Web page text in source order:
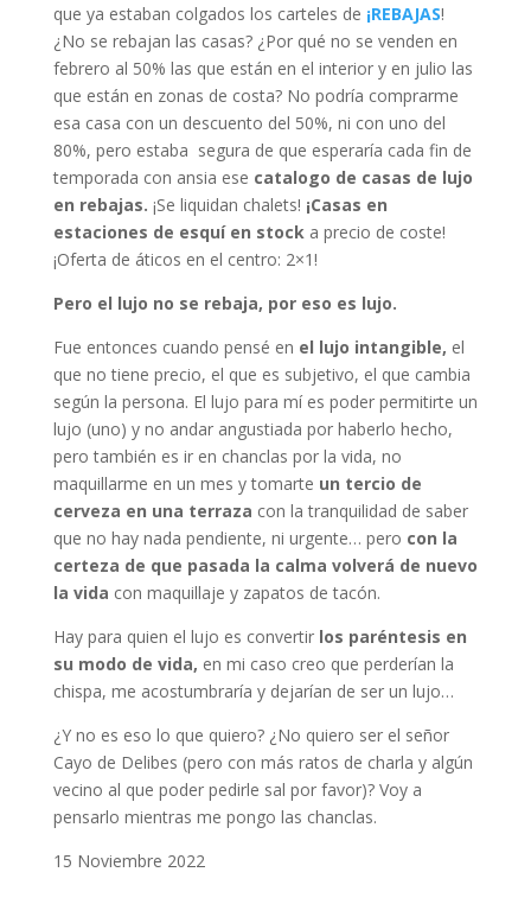
que ya estaban colgados los carteles de ¡REBAJAS!
¿No se rebajan las casas? ¿Por qué no se venden en
febrero al 50% las que están en el interior y en julio las
que están en zonas de costa? No podría comprarme
esa casa con un descuento del 50%, ni con uno del
80%, pero estaba segura de que esperaría cada fin de
temporada con ansia ese catalogo de casas de lujo
en rebajas. ¡Se liquidan chalets! ¡Casas en
estaciones de esquí en stocka precio de coste!
¡Oferta de áticos en el centro: 2×1!
Pero el lujo no se rebaja, por eso es lujo.
Fue entonces cuando pensé en el lujo intangible, el
que no tiene precio, el que es subjetivo, el que cambia
según la persona. El lujo para mí es poder permitirte un
lujo (uno) y no andar angustiada por haberlo hecho,
pero también es ir en chanclas por la vida, no
maquillarme en un mes y tomarte un tercio de
cerveza en una terraza con la tranquilidad de saber
que no hay nada pendiente, ni urgente… pero con la
certeza de que pasada la calma volverá de nuevo
la vida con maquillaje y zapatos de tacón.
Hay para quien el lujo es convertir los paréntesis en
su modo de vida, en mi caso creo que perderían la
chispa, me acostumbraría y dejarían de ser un lujo…
¿Y no es eso lo que quiero? ¿No quiero ser el señor
Cayo de Delibes (pero con más ratos de charla y algún
vecino al que poder pedirle sal por favor)? Voy a
pensarlo mientras me pongo las chanclas.
15 Noviembre 2022